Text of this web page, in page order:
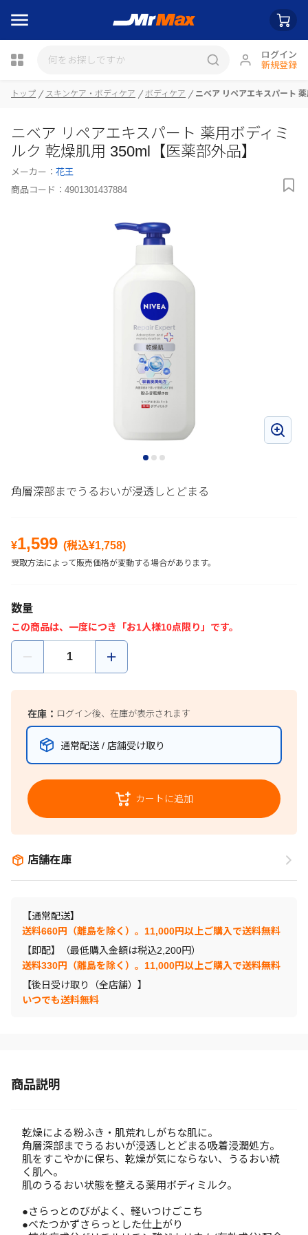
ログイン
新規登録
瓶詰
トップ スキンケア・ボディケア ボディケア ニベア リペアエキスパート
ニベア リペアエキスパート 薬用ボディミ
ルク 乾燥肌用 350ml【医薬部外品】
メーカー： 花王
商品コード： 4901301437884
角層深部までうるおいが浸透しとどまる
¥1,599 (税込¥1,758)
受取方法によって販売価格が変動する場合があります。
数量
この商品は、一度につき「お1人様10点限り」です。
在庫： ログイン後、在庫が表示されます
通常配送 / 店舗受け取り
カートに追加
店舗在庫
【通常配送】
送料660円（離島を除く）。11,000円以上ご購入で送料無料
【即配】（最低購入金額は税込2,200円）
送料330円（離島を除く）。11,000円以上ご購入で送料無料
【後日受け取り（全店舗）】
いつでも送料無料
商品説明
乾燥による粉ふき・肌荒れしがちな肌に。
角層深部までうるおいが浸透しとどまる吸着浸潤処方。
肌をすこやかに保ち、乾燥が気にならない、うるおい続
く肌へ。
肌のうるおい状態を整える薬用ボディミルク。
●さらっとのびがよく、軽いつけごこち
●べたつかずさらっとした仕上がり